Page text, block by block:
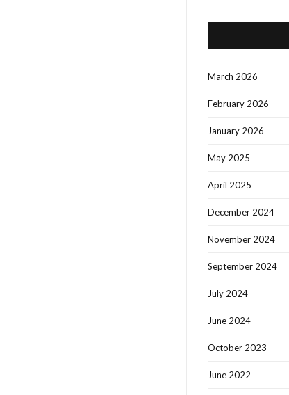
March 2026
February 2026
January 2026
May 2025
April 2025
December 2024
November 2024
September 2024
July 2024
June 2024
October 2023
June 2022